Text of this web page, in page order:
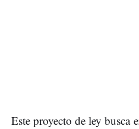
Este proyecto de ley busca